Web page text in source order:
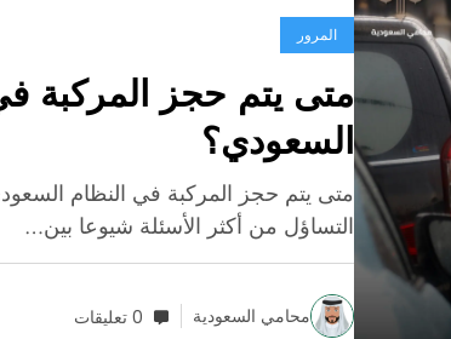
المرور
متى يتم حجز المركبة
السعودي؟
متى يتم حجز المركبة في النظام
التساؤل من أكثر الأسئلة شيوعا بين…
محامي السعودية 0 تعليقات